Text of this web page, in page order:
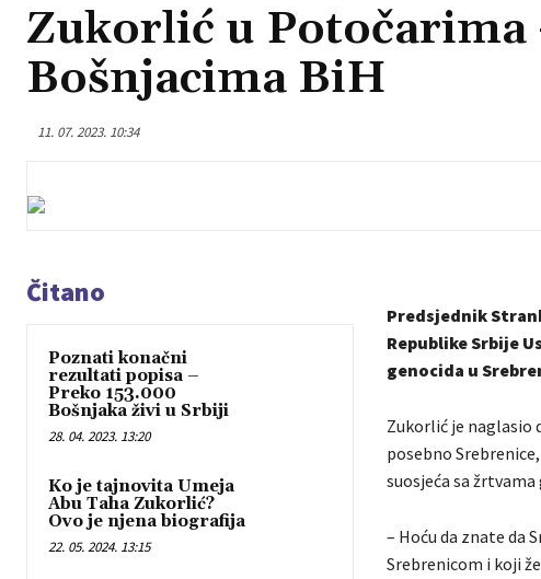
Zukorlić u
Bošnjacima BiH
11. 07. 2023. 10:34
Čitano
Poznati konačni
rezultati popisa –
Preko 153.000
Bošnjaka živi u Srbiji
28. 04. 2023. 13:20
Ko je tajnovita Umeja
Abu Taha Zukorlić?
Ovo je njena biografija
22. 05. 2024. 13:15
Predsjednik
Republike Srbije
genocida u
Zukorlić je naglasio
posebno
suosjeća sa
– Hoću da znate da
Srebrenicom i koji